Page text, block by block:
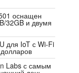
оснащен
32GB и двумя
для IoT с Wi-Fi
Labs с самым